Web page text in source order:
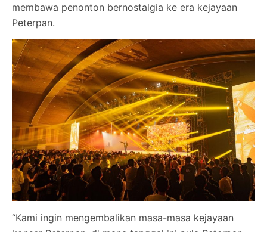
membawa penonton bernostalgia ke era kejayaan
Peterpan.
“Kami ingin mengembalikan masa-masa kejayaan